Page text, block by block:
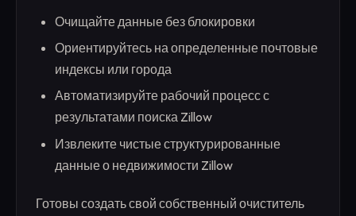
Очищайте данные без блокировки
Ориентируйтесь на определенные почтовые
индексы или города
Автоматизируйте рабочий процесс с
результатами поиска Zillow
Извлеките чистые структурированные
данные о недвижимости Zillow
Готовы создать свой собственный очиститель